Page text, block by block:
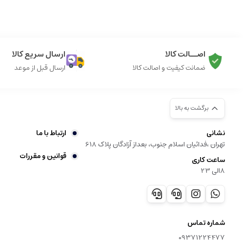
اصــالت کالا
ضمانت کیفیت و اصالت کالا
ارسال سریع کالا
ارسال قبل از موعد
برگشت به بالا
نشانی
تهران ،فدائیان اسلام جنوب، بعداز آزادگان پلاک 618
ساعت کاری
8الی 23
شماره تماس
09371224477
ارتباط با ما
قوانین و مقررات